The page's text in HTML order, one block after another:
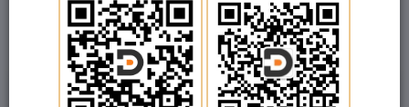
文字广告火爆招租 文字广告火爆招租
付费项目 冒泡网 正文
短视频干货运营课，真正从0-1做好短视频，没有